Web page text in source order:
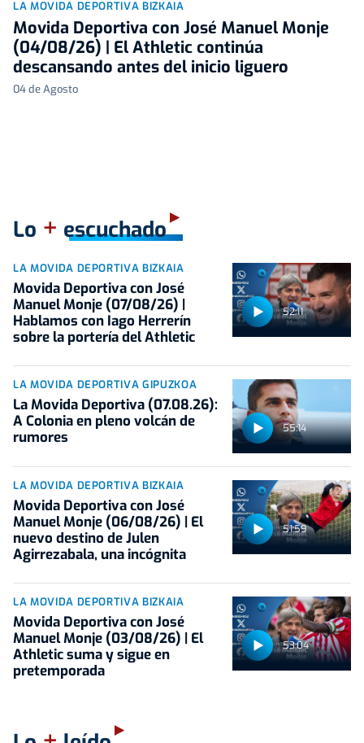
LA MOVIDA DEPORTIVA BIZKAIA
Movida Deportiva con José Manuel Monje
(04/08/26) | El Athletic continúa
descansando antes del inicio liguero
04 de Agosto
Lo + escuchado
52:11
LA MOVIDA DEPORTIVA BIZKAIA
Movida Deportiva con José
Manuel Monje (07/08/26) |
Hablamos con Iago Herrerín
sobre la portería del Athletic
55:14
LA MOVIDA DEPORTIVA GIPUZKOA
La Movida Deportiva (07.08.26):
A Colonia en pleno volcán de
rumores
51:59
LA MOVIDA DEPORTIVA BIZKAIA
Movida Deportiva con José
Manuel Monje (06/08/26) | El
nuevo destino de Julen
Agirrezabala, una incógnita
53:04
LA MOVIDA DEPORTIVA BIZKAIA
Movida Deportiva con José
Manuel Monje (03/08/26) | El
Athletic suma y sigue en
pretemporada